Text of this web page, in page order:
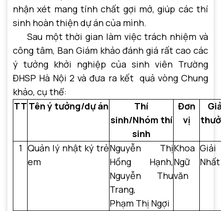
nhận xét mang tính chất gợi mở, giúp các thí
sinh hoàn thiện dự án của mình.
Sau một thời gian làm việc trách nhiệm và
công tâm, Ban Giám khảo đánh giá rất cao các
ý tưởng khởi nghiệp của sinh viên Trường
ĐHSP Hà Nội 2 và đưa ra kết quả vòng Chung
khảo, cụ thể:
TT Tên ý tưởng/dự án
Thí
sinh/Nhóm thí
sinh
Đơn
vị
1 Quản lý nhật ký trẻ
em
Nguyễn Thị
Hồng Hạnh,
Nguyễn Thu
Trang,
Phạm Thị Ngợi
Khoa
Ngữ
văn
Giải
Nhất